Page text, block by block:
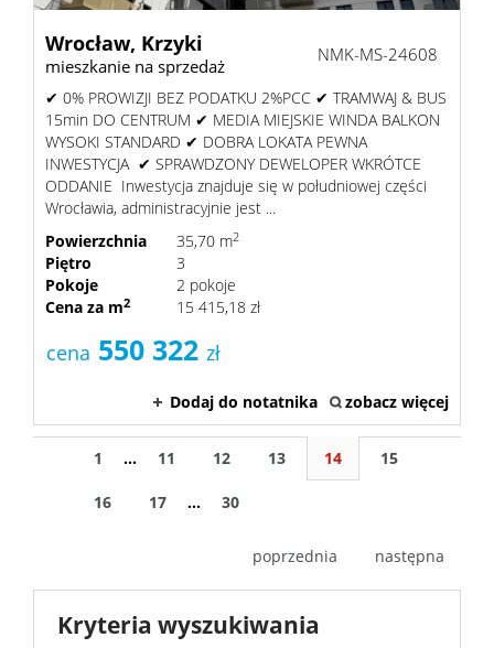
Wrocław, Krzyki
mieszkanie na sprzedaż
NMK-MS-24608
✔ 0% PROWIZJI BEZ PODATKU 2%PCC ✔ TRAMWAJ & BUS
15min DO CENTRUM ✔ MEDIA MIEJSKIE WINDA BALKON
WYSOKI STANDARD ✔ DOBRA LOKATA PEWNA
INWESTYCJA ✔ SPRAWDZONY DEWELOPER WKRÓTCE
ODDANIE Inwestycja znajduje się w południowej części
Wrocławia, administracyjnie jest ...
Powierzchnia
35,70 m2
Piętro
3
Pokoje
2 pokoje
Cena za m2 15 415,18 zł
cena 550 322 zł
Dodaj do notatnika zobacz więcej
1 ... 11 12 13 14 15
16 17 ... 30
poprzednia następna
Kryteria wyszukiwania